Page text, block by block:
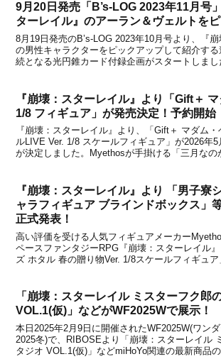
9月20日発売「B’s-LOG 2023年11月号
ターレイル』のアーラン＆ヴェルトをピ
8月19日発売のB’s-LOG 2023年10月号より、『崩
の男性キャラクターをピックアップして紹介す
続となる光円錐カード付録企画がスタートしまし
『崩壊：スターレイル』より「Gift＋
1/8 フィギュア」が発売決定！予約開始
『崩壊：スターレイル』より、「Gift＋ マダム
ルLIVE Ver. 1/8 スケールフィギュア」が2026年5
が決定しました。Myethosが手掛ける「三月なの
『崩壊：スターレイル』より 「男子寮
ャラフィギュア ブラインドボックス」
正式発表！
高い評価を受ける人気フィギュアメーカー
ペースファンタジーRPG『崩壊：スターレイル
ズ ホタル 春の贈り物Ver. 1/8スケールフィギュア
「崩壊：スターレイル ミスターフク郎
VOL.1(仮)」などがWF2025Wで展示！
本日2025年2月9日に開催されたWF2025W(ワン
2025冬)で、RIBOSEより「崩壊：スターレイル
タジオ VOL.1(仮)」などmiHoYo関連の最新商品の